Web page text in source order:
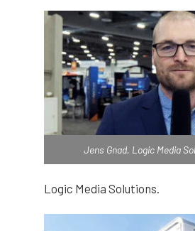
Jens Gnad, Logic Media
Logic Media Solutions.